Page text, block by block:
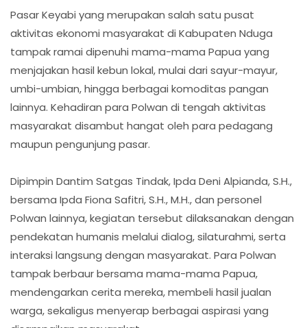
Pasar Keyabi yang merupakan salah satu pusat
aktivitas ekonomi masyarakat di Kabupaten Nduga
tampak ramai dipenuhi mama-mama Papua yang
menjajakan hasil kebun lokal, mulai dari sayur-mayur,
umbi-umbian, hingga berbagai komoditas pangan
lainnya. Kehadiran para Polwan di tengah aktivitas
masyarakat disambut hangat oleh para pedagang
maupun pengunjung pasar.
Dipimpin Dantim Satgas Tindak, Ipda Deni Alpianda, S.H.,
bersama Ipda Fiona Safitri, S.H., M.H., dan personel
Polwan lainnya, kegiatan tersebut dilaksanakan dengan
pendekatan humanis melalui dialog, silaturahmi, serta
interaksi langsung dengan masyarakat. Para Polwan
tampak berbaur bersama mama-mama Papua,
mendengarkan cerita mereka, membeli hasil jualan
warga, sekaligus menyerap berbagai aspirasi yang